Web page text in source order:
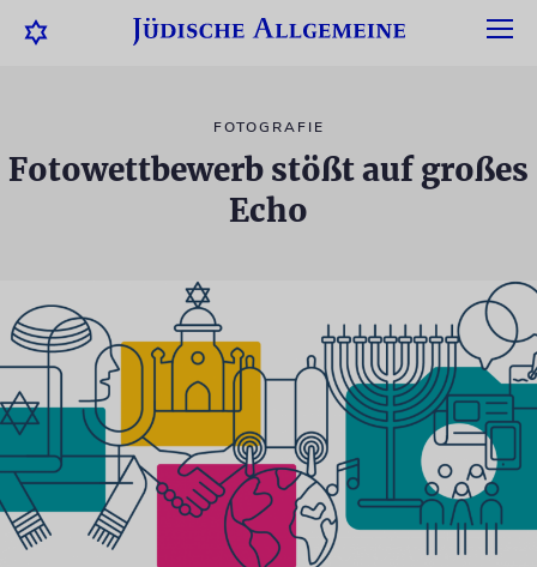
FOTOGRAFIE
Fotowettbewerb stößt auf großes
Echo